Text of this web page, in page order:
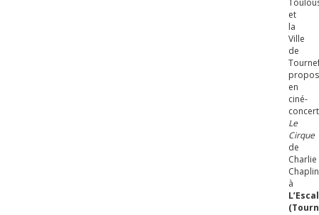
et
la
Ville
de
en
ciné-
concert
Le
Cirque
de
Charlie
Chaplin
à